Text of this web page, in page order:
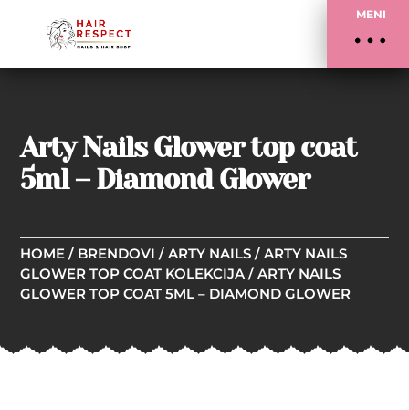
MENI
Arty Nails Glower top coat
5ml – Diamond Glower
HOME / BRENDOVI /ARTY NAILS /ARTY NAILS
GLOWER TOP COAT KOLEKCIJA / ARTY NAILS
GLOWER TOP COAT 5ML – DIAMOND GLOWER